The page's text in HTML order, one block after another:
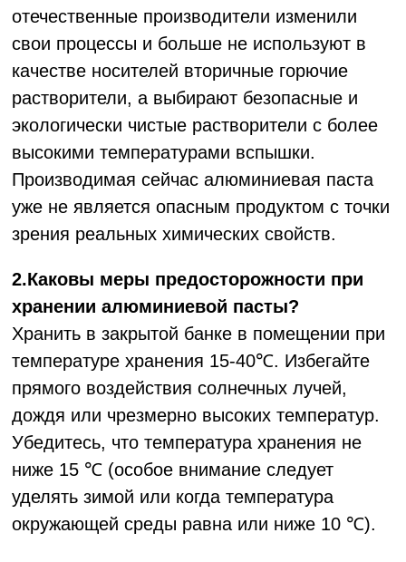
отечественные производители изменили
свои процессы и больше не используют в
качестве носителей вторичные горючие
растворители, а выбирают безопасные и
экологически чистые растворители с более
высокими температурами вспышки.
Производимая сейчас алюминиевая паста
уже не является опасным продуктом с точки
зрения реальных химических свойств.
2.Каковы меры предосторожности при
хранении алюминиевой пасты?
Хранить в закрытой банке в помещении при
температуре хранения 15-40℃. Избегайте
прямого воздействия солнечных лучей,
дождя или чрезмерно высоких температур.
Убедитесь, что температура хранения не
ниже 15 ℃ (особое внимание следует
уделять зимой или когда температура
окружающей среды равна или ниже 10 ℃).